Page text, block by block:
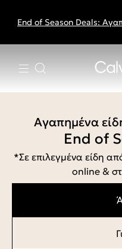
End of Season Deals:
Αγαπημένα
End of
*Σε επιλεγμένα είδη
online &